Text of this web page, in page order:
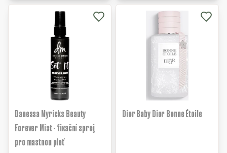
Danessa Myricks Beauty
Forever Mist - fixační sprej
pro mastnou pleť
Dior Baby Dior Bonne Étoile